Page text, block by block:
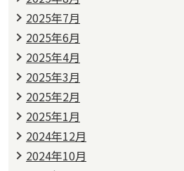
2025年7月
2025年6月
2025年4月
2025年3月
2025年2月
2025年1月
2024年12月
2024年10月